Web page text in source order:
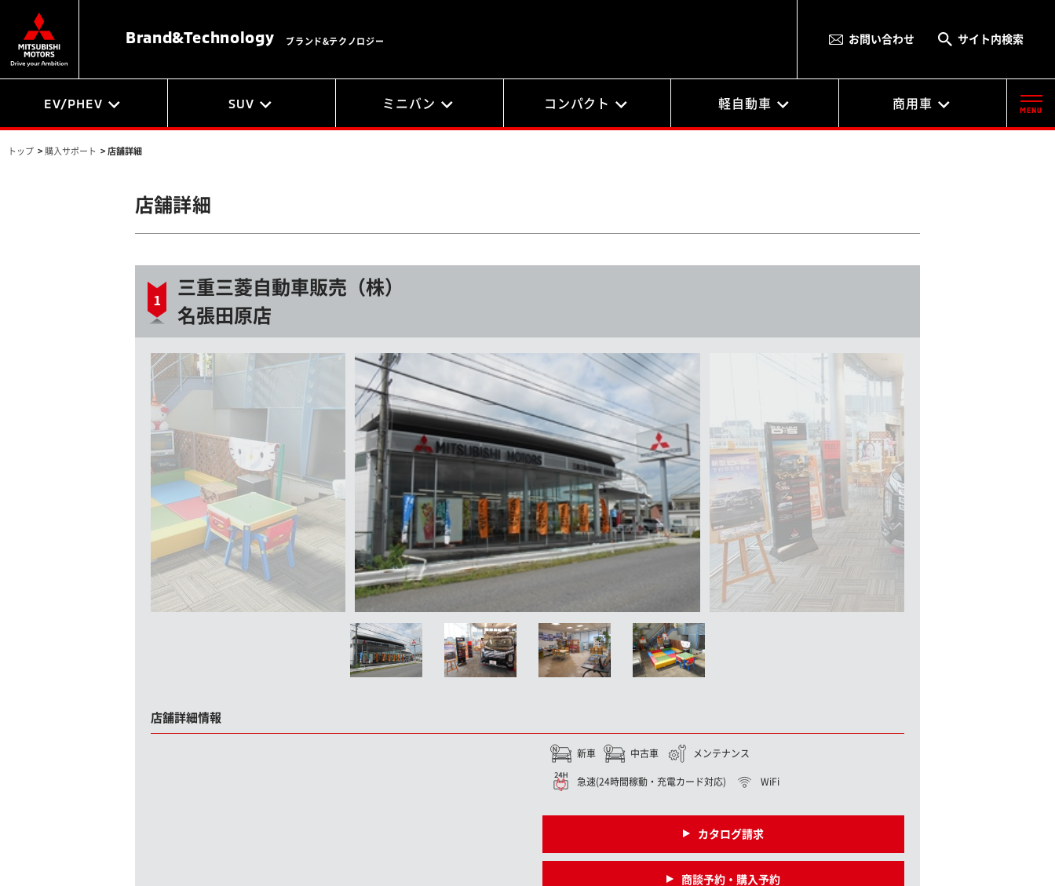
Brand&Technology ブランド&テクノロジー お問い合わせ サイト内検索
EV/PHEV SUV ミニバン コンパクト 軽自動車 商用車
トップ > 購入サポート > 店舗詳細
店舗詳細
三重三菱自動車販売（株）
名張田原店
店舗詳細情報
新車 中古車 メンテナンス
急速(24時間稼動・充電カード対応) WiFi
カタログ請求
商談予約・購入予約